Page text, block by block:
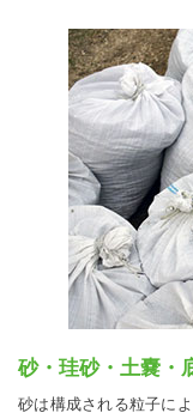
砂・珪砂・土嚢・
砂は構成される粒子に